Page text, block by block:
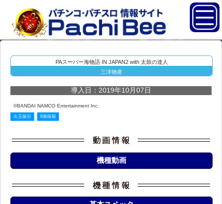
PAスーパー海物語 IN JAPAN2 with 太鼓の達人
三洋物産
導入日：2019年10月07日
©BANDAI NAMCO Entertainment Inc.
出玉振分 8個保留
機種動画